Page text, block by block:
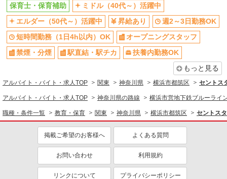
短時間勤務（1日4h以内）OK
オープニングスタッフ
扶養内勤務OK
交通費支給
社会保険あり
産休・育休取得実績あり
保育士・保育補助
ミドル（40代～）活躍中
エルダー（50代～）活躍中
昇給あり
週2～3日勤務OK
短時間勤務（1日4h以内）OK
オープニングスタッフ
禁煙・分煙
駅直結・駅チカ
扶養内勤務OK
もっと見る
アルバイト・バイト・求人TOP 関東 神奈川県 横浜市都筑区 セントス
アルバイト・バイト・求人TOP 神奈川県の路線 横浜市営地下鉄ブルーライ
職種・条件一覧 教育・保育 関東 神奈川県 横浜市都筑区 セントス
掲載ご希望のお客様へ よくある質問
お問い合わせ 利用規約
リンクについて プライバシーポリシー